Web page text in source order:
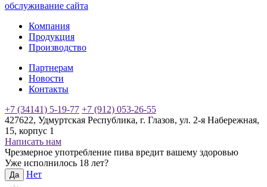
обслуживание сайта
Компания
Продукция
Производство
Партнерам
Новости
Контакты
+7 (34141) 5-19-77 +7 (912) 053-26-55
427622, Удмуртская Республика, г. Глазов, ул. 2-я Набережная,
15, корпус 1
Написать нам
Чрезмерное употребление пива вредит вашему здоровью
Уже исполнилось 18 лет?
Да Нет